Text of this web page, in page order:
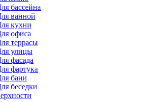
бассейна
ванной
кухни
офиса
террасы
улицы
фасада
фартука
бани
беседки